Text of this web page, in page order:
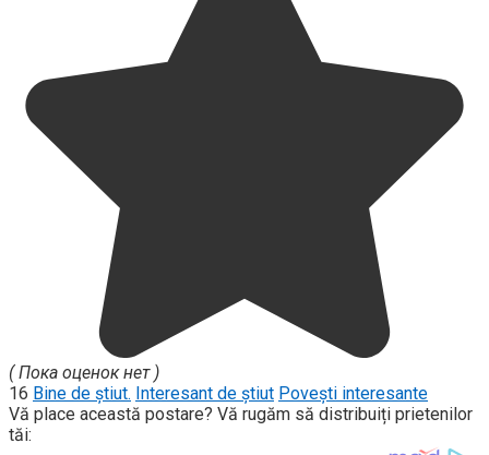
( Пока оценок нет )
16 Bine de știut. Interesant de știut Povești interesante
Vă place această postare? Vă rugăm să distribuiți prietenilor
tăi: